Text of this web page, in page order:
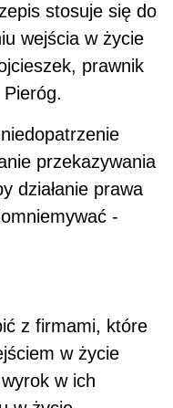
stosuje się do
wejścia w życie
prawnik
przekazywania
działanie prawa
-
z firmami, które
w życie
w ich